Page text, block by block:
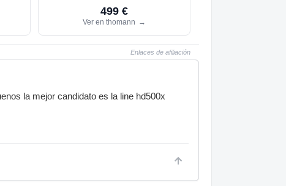
499 €
Ver en thomann →
Enlaces de afiliación
la mejor candidato es la line hd500x